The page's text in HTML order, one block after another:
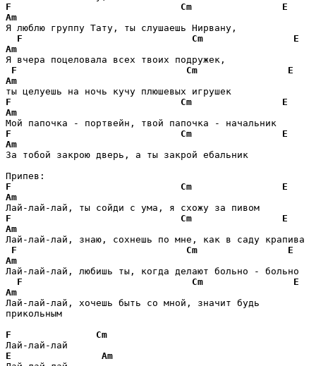
F
Cm
E
Am
Я люблю группу Тату, ты слушаешь Нирвану,
F
Cm
E
Am
Я вчера поцеловала всех твоих подружек,
F
Cm
E
Am
F
Cm
E
Am
F
Cm
E
Am
За тобой закрою дверь, а ты закрой ебальник
F
Cm
E
Am
F
Cm
E
Am
Лай-лай-лай, знаю, сохнешь по мне, как в саду крапива
F
Cm
E
Am
Лай-лай-лай, любишь ты, когда делают больно - больно
F
Cm
E
Am
Лай-лай-лай, хочешь быть со мной, значит будь
прикольным
F
Cm
E
Am